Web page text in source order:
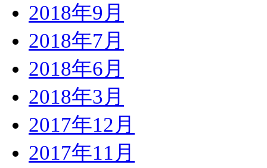
2018年9月
2018年7月
2018年6月
2018年3月
2017年12月
2017年11月